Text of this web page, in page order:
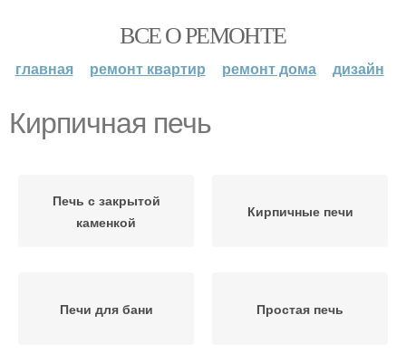
ВСЕ О РЕМОНТЕ
главная ремонт квартир ремонт дома дизайн
Кирпичная печь
Печь с закрытой
каменкой
Кирпичные печи
Печи для бани Простая печь